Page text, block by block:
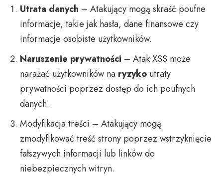
Utrata danych – Atakujący mogą skraść poufne
informacje, takie jak hasła, dane finansowe czy
informacje osobiste użytkowników.
Naruszenie prywatności – Atak XSS może
narażać użytkowników na ryzyko utraty
prywatności poprzez dostęp do ich poufnych
danych.
Modyfikacja treści – Atakujący mogą
zmodyfikować treść strony poprzez wstrzyknięcie
fałszywych informacji lub linków do
niebezpiecznych witryn.